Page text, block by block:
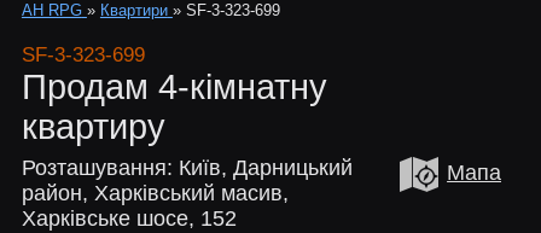
АН RPG » Квартири » SF-3-323-699
SF-3-323-699
Продам 4-кімнатну
квартиру
Розташування: Київ, Дарницький
район, Харківський масив,
Харківське шосе, 152
Мапа